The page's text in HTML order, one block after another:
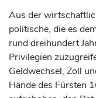
Aus der
politische, die es
rund dreihundert
Privilegien
Geldwechsel, Zoll
Hände des Fürsten